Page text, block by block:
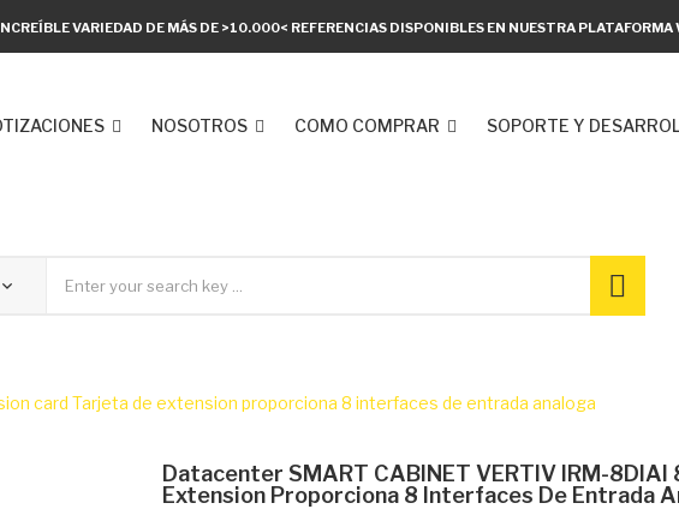
VARIEDAD DE MÁS DE >10.000< REFERENCIAS DISPONIBLES EN NUESTRA PLATAFORMA
NOSOTROS COMO COMPRAR SOPORTE Y
card Tarjeta de extension proporciona 8 interfaces de entrada analoga
Datacenter SMART CABINET VERTIV IRM-
Extension Proporciona 8 Interfaces De Entrada